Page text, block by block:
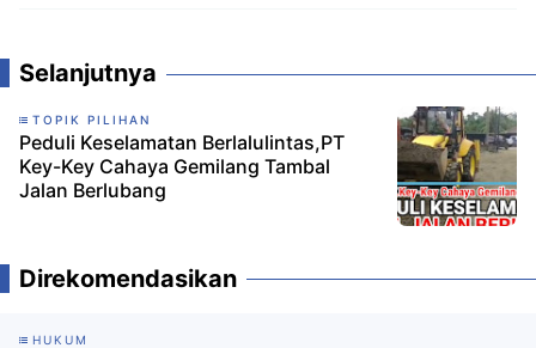
Selanjutnya
TOPIK PILIHAN
Peduli Keselamatan Berlalulintas,PT
Key-Key Cahaya Gemilang Tambal
Jalan Berlubang
Direkomendasikan
HUKUM